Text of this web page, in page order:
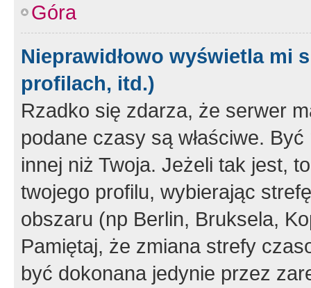
Góra
Nieprawidłowo wyświetla mi
profilach, itd.)
Rzadko się zdarza, że serwer
podane czasy są właściwe.
innej niż Twoja. Jeżeli tak jest,
twojego profilu, wybierając
obszaru (np Berlin, Bruksela,
Pamiętaj, że zmiana strefy
być dokonana jedynie przez